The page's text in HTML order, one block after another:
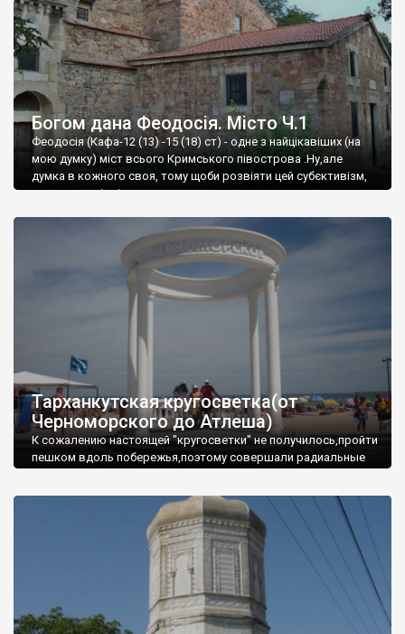
Богом дана Феодосія. Місто Ч.1
Феодосія (Кафа-12 (13) -15 (18) ст) - одне з найцікавіших (на
мою думку) міст всього Кримського півострова .Ну,але
думка в кожного своя, тому щоби розвіяти цей субєктивізм,
запрошую відвідати це
Тарханкутская кругосветка(от
Черноморского до Атлеша)
К сожалению настоящей "кругосветки" не получилось,пройти
пешком вдоль побережья,поэтому совершали радиальные